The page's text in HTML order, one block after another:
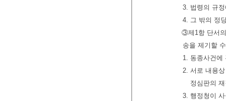
3. 법령의 규
4. 그 밖의 정
③제1항 단서
송을 제기할
1. 동종사건에
2. 서로 내용
정심판의
3. 행정청이